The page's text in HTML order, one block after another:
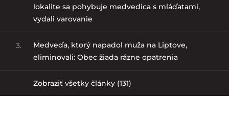
lokalite sa pohybuje medvedica s mláďatami,
vydali varovanie
3.
Medveďa, ktorý napadol muža na Liptove,
eliminovali: Obec žiada rázne opatrenia
Zobraziť všetky články (131)